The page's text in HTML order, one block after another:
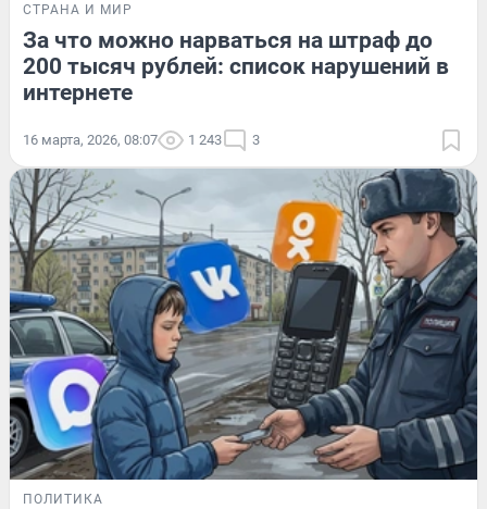
СТРАНА И МИР
За что можно нарваться на штраф до
200 тысяч рублей: список нарушений в
интернете
16 марта, 2026, 08:07 1 243 3
ПОЛИТИКА